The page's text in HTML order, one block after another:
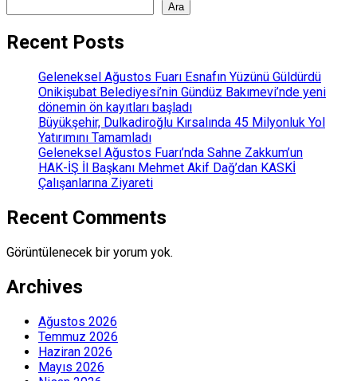
Ara
Recent Posts
Geleneksel Ağustos Fuarı Esnafın Yüzünü Güldürdü
Onikişubat Belediyesi’nin Gündüz Bakımevi’nde yeni
dönemin ön kayıtları başladı
Büyükşehir, Dulkadiroğlu Kırsalında 45 Milyonluk Yol
Yatırımını Tamamladı
Geleneksel Ağustos Fuarı’nda Sahne Zakkum’un
HAK-İŞ İl Başkanı Mehmet Akif Dağ’dan KASKİ
Çalışanlarına Ziyareti
Recent Comments
Görüntülenecek bir yorum yok.
Archives
Ağustos 2026
Temmuz 2026
Haziran 2026
Mayıs 2026